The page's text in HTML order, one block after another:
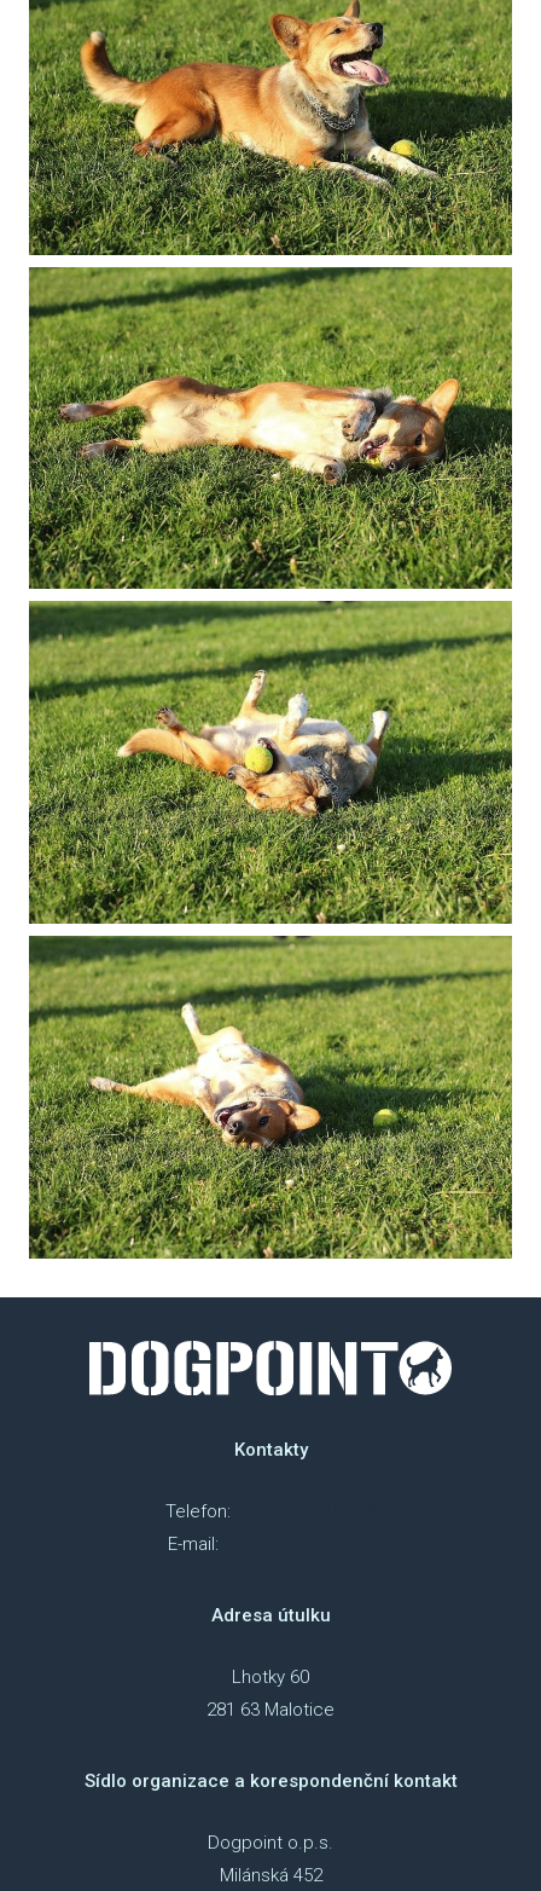
Kontakty
Telefon:
E-mail:
Adresa útulku
Lhotky 60
281 63 Malotice
Sídlo organizace a korespondenční kontakt
Dogpoint o.p.s.
Milánská 452